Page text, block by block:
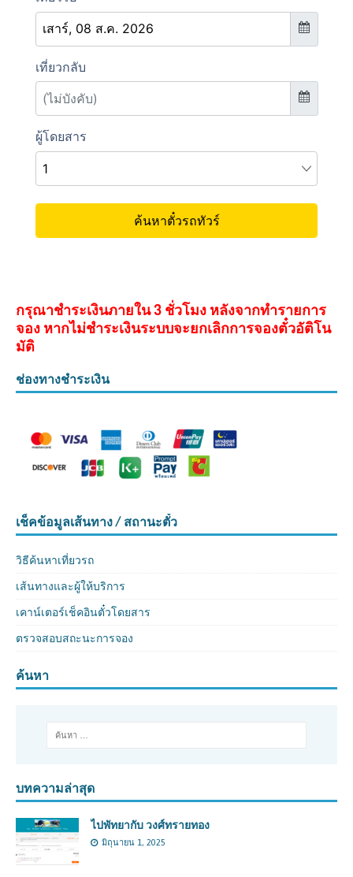
กรุณาชำระเงินภายใน 3 ชั่วโมง หลังจากทำรายการ
จอง หากไม่ชำระเงินระบบจะยกเลิกการจองตั๋วอัติโน
มัติ
ช่องทางชำระเงิน
เช็คข้อมูลเส้นทาง / สถานะตั๋ว
วิธีค้นหาเที่ยวรถ
เส้นทางและผู้ให้บริการ
เคาน์เตอร์เช็คอินตั๋วโดยสาร
ตรวจสอบสถะนะการจอง
ค้นหา
บทความล่าสุด
ไปพัทยากับ วงศ์ทรายทอง
มิถุนายน 1, 2025